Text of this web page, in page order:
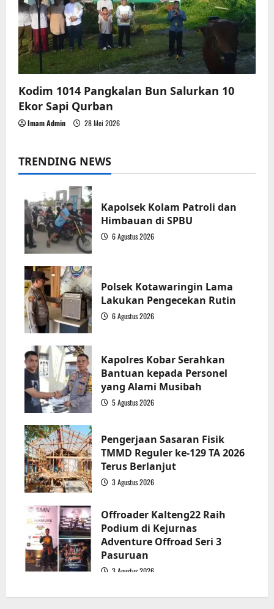
Kodim 1014 Pangkalan Bun Salurkan 10
Ekor Sapi Qurban
Imam Admin 28 Mei 2026
TRENDING NEWS
Kapolsek Kolam Patroli dan
Himbauan di SPBU
6 Agustus 2026
Polsek Kotawaringin Lama
Lakukan Pengecekan Rutin
6 Agustus 2026
Kapolres Kobar Serahkan
Bantuan kepada Personel
yang Alami Musibah
5 Agustus 2026
Pengerjaan Sasaran Fisik
TMMD Reguler ke-129 TA 2026
Terus Berlanjut
3 Agustus 2026
Offroader Kalteng22 Raih
Podium di Kejurnas
Adventure Offroad Seri 3
Pasuruan
3 Agustus 2026